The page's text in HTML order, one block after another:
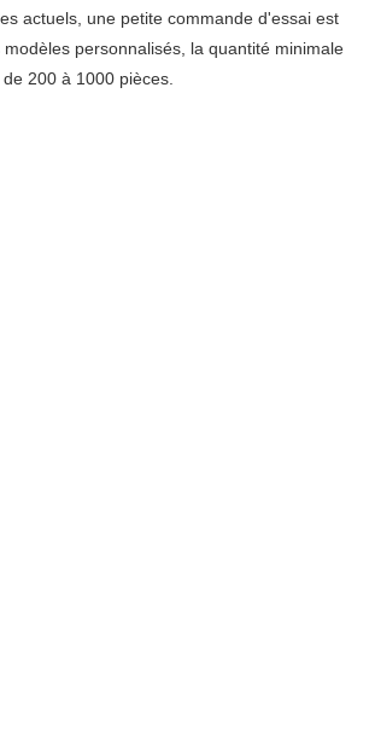
actuels, une petite commande d'essai est
modèles personnalisés, la quantité minimale
200 à 1000 pièces.